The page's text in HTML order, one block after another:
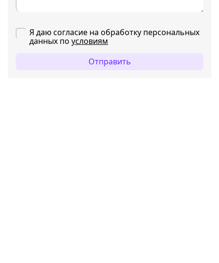
Я даю согласие на обработку персональных
данных по условиям
Отправить